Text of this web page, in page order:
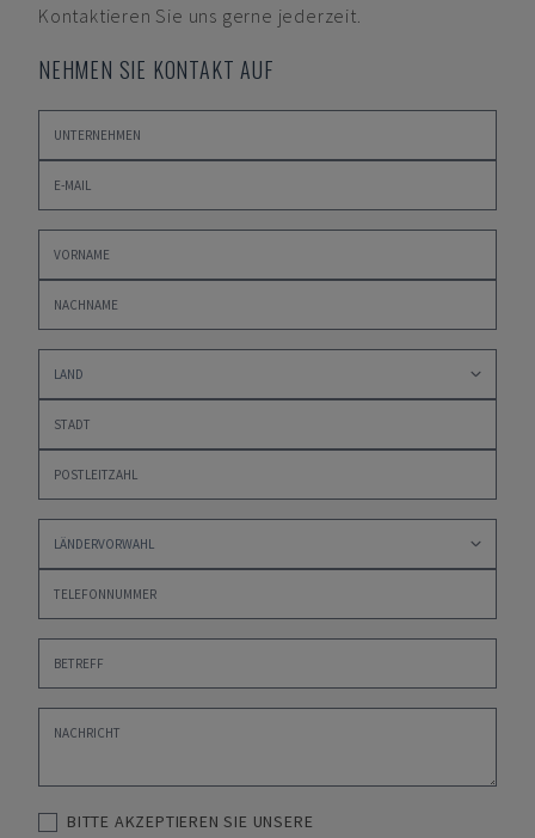
Kontaktieren Sie uns gerne jederzeit.
NEHMEN SIE KONTAKT AUF
BITTE AKZEPTIEREN SIE UNSERE